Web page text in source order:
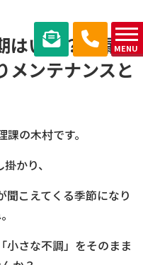
MENU
はいつ？水漏れ
メンテナンスと
の木村です。
かり、
聞こえてくる季節になり
小さな不調」をそのまま